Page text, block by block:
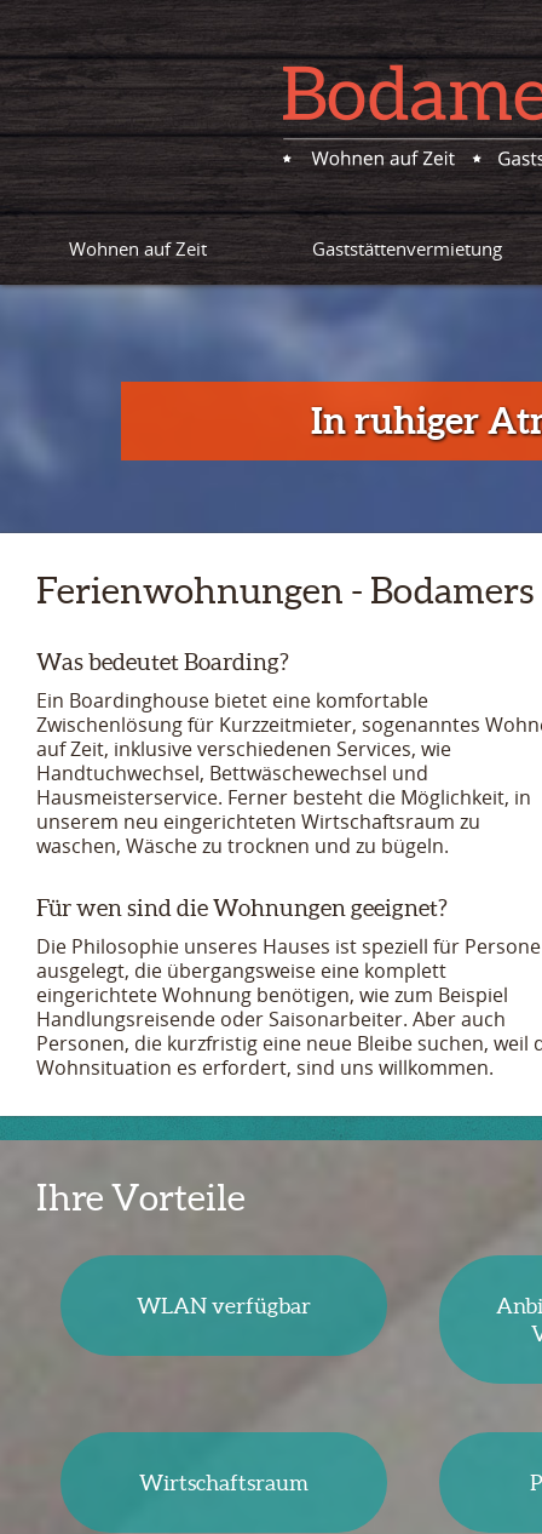
Wohnen auf Zeit Gaststättenvermietung
In ruhiger
Ferienwohnungen -
Was bedeutet Boarding?
Ein Boardinghouse bietet eine komfortable
Zwischenlösung für Kurzzeitmieter, sogenanntes
auf Zeit, inklusive verschiedenen Services, wie
Handtuchwechsel, Bettwäschewechsel und
Hausmeisterservice. Ferner besteht die Möglichkeit, in
unserem neu eingerichteten Wirtschaftsraum zu
waschen, Wäsche zu trocknen und zu bügeln.
Für wen sind die Wohnungen geeignet?
Die Philosophie unseres Hauses ist speziell für
ausgelegt, die übergangsweise eine komplett
eingerichtete Wohnung benötigen, wie zum Beispiel
Handlungsreisende oder Saisonarbeiter. Aber auch
Personen, die kurzfristig eine neue Bleibe suchen, weil
Wohnsituation es erfordert, sind uns willkommen.
Ihre Vorteile
WLAN verfügbar
Wirtschaftsraum